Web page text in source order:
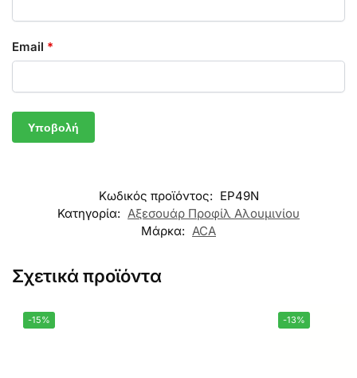
Email *
Κωδικός προϊόντος: EP49N
Κατηγορία: Αξεσουάρ Προφίλ Αλουμινίου
Μάρκα: ACA
Σχετικά προϊόντα
-15% -13%